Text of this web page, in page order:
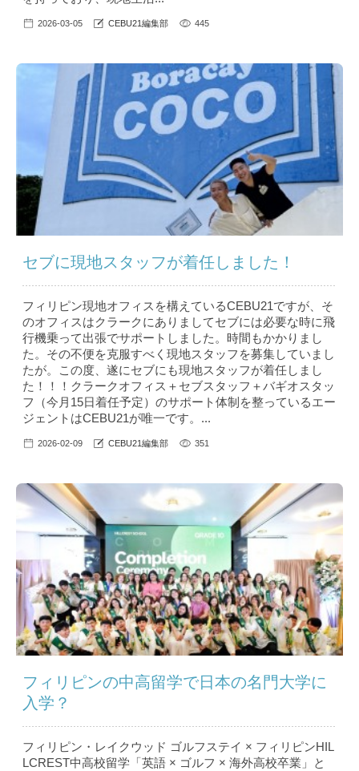
2026-03-05 CEBU21編集部 445
セブに現地スタッフが着任しました！
フィリピン現地オフィスを構えているCEBU21ですが、そ
のオフィスはクラークにありましてセブには必要な時に飛
行機乗って出張でサポートしました。時間もかかりまし
た。その不便を克服すべく現地スタッフを募集していまし
たが。この度、遂にセブにも現地スタッフが着任しまし
た！！！クラークオフィス＋セブスタッフ＋バギオスタッ
フ（今月15日着任予定）のサポート体制を整っているエー
ジェントはCEBU21が唯一です。...
2026-02-09 CEBU21編集部 351
フィリピンの中高留学で日本の名門大学に
入学？
フィリピン・レイクウッド ゴルフステイ × フィリピンHIL
LCREST中高校留学「英語 × ゴルフ × 海外高校卒業」と